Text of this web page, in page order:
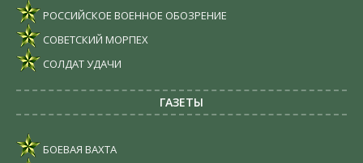
РОССИЙСКОЕ ВОЕННОЕ ОБОЗРЕНИЕ
СОВЕТСКИЙ МОРПЕХ
СОЛДАТ УДАЧИ
ГАЗЕТЫ
БОЕВАЯ ВАХТА